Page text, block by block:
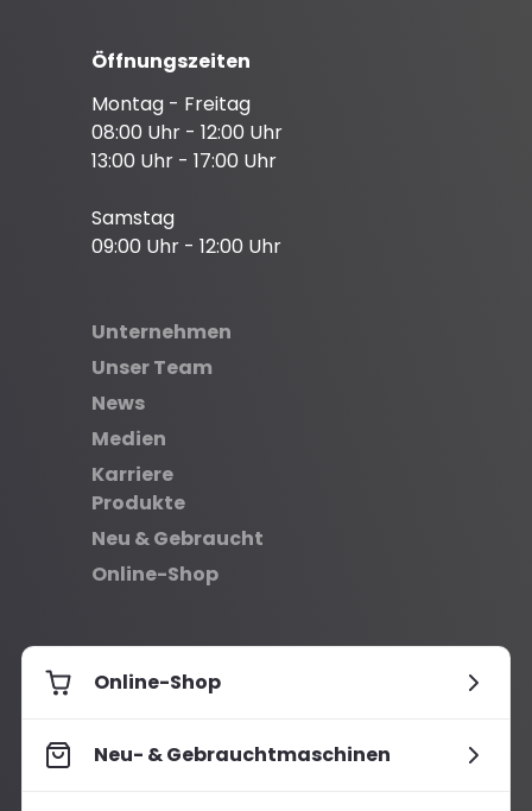
Öffnungszeiten
Montag - Freitag
08:00 Uhr - 12:00 Uhr
13:00 Uhr - 17:00 Uhr
Samstag
09:00 Uhr - 12:00 Uhr
Unternehmen
Unser Team
News
Medien
Karriere
Produkte
Neu & Gebraucht
Online-Shop
Online-Shop
Neu- & Gebrauchtmaschinen